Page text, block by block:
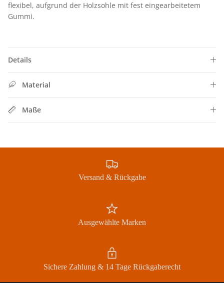
flexibel, aufgrund der Holzsohle mit fest eingearbeitetem
Gummi.
Details
Material
Maße
Versand & Rückgabe
Ausgewählte Marken
Sichere Zahlung & 14 Tage Rückgaberecht
Schließen
Abonnieren